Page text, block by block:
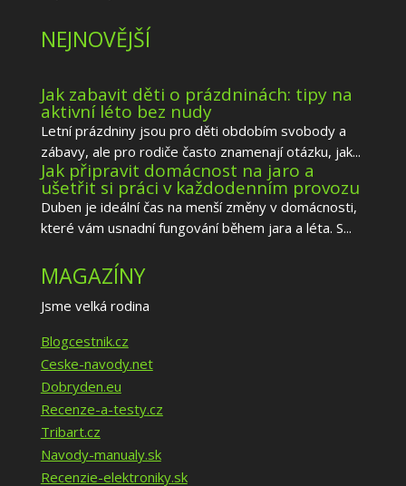
NEJNOVĚJŠÍ
Jak zabavit děti o prázdninách: tipy na
aktivní léto bez nudy
Letní prázdniny jsou pro děti obdobím svobody a
zábavy, ale pro rodiče často znamenají otázku, jak...
Jak připravit domácnost na jaro a
ušetřit si práci v každodenním provozu
Duben je ideální čas na menší změny v domácnosti,
které vám usnadní fungování během jara a léta. S...
MAGAZÍNY
Jsme velká rodina
Blogcestnik.cz
Ceske-navody.net
Dobryden.eu
Recenze-a-testy.cz
Tribart.cz
Navody-manualy.sk
Recenzie-elektroniky.sk